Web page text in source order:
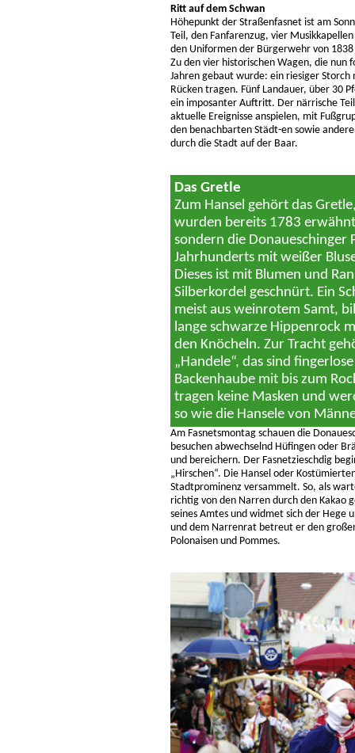
Ritt auf dem Schwan
Höhepunkt der Straßenfasnet ist am
Teil, den Fanfarenzug, vier
den Uniformen der Bürgerwehr von
Zu den vier historischen Wagen, die
Jahren gebaut wurde: ein riesiger
Rücken tragen. Fünf Landauer, über 30
ein imposanter Auftritt. Der närrische
aktuelle Ereignisse anspielen, mit
den benachbarten Städt-en sowie
durch die Stadt auf der Baar.
Das Gretle
Zum Hansel gehört das
wurden bereits 1783
sondern die Donaueschinger
Jahrhunderts mit weißer
Dieses ist mit Blumen und
Silberkordel geschnürt. Ein
meist aus weinrotem Samt,
lange schwarze Hippenrock
den Knöcheln. Zur Tracht
„Handele“, das sind
Backenhaube mit bis zum
tragen keine Masken und
so wie die Hansele von
Am Fasnetsmontag schauen die
besuchen abwechselnd Hüfingen oder
und bereichern. Der Fasnetzieschdig
„Hirschen“. Die Hansel oder
Stadtprominenz versammelt. So, als
richtig von den Narren durch den
seines Amtes und widmet sich der Hege
und dem Narrenrat betreut er den
Polonaisen und Pommes.